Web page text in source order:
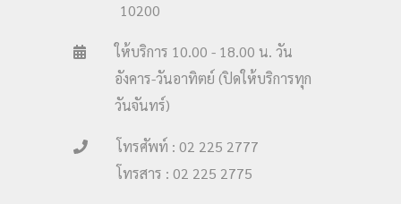
10200
ให้บริการ 10.00 - 18.00 น. วัน
อังคาร-วันอาทิตย์ (ปิดให้บริการทุก
วันจันทร์)
โทรศัพท์ : 02 225 2777
โทรสาร : 02 225 2775